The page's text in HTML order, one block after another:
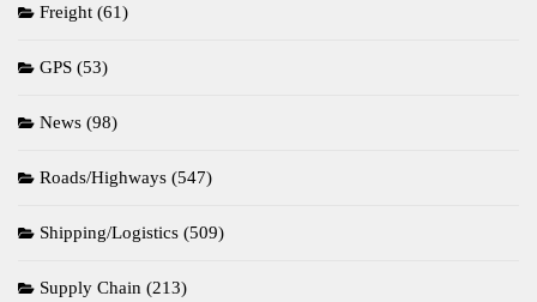
Freight (61)
GPS (53)
News (98)
Roads/Highways (547)
Shipping/Logistics (509)
Supply Chain (213)